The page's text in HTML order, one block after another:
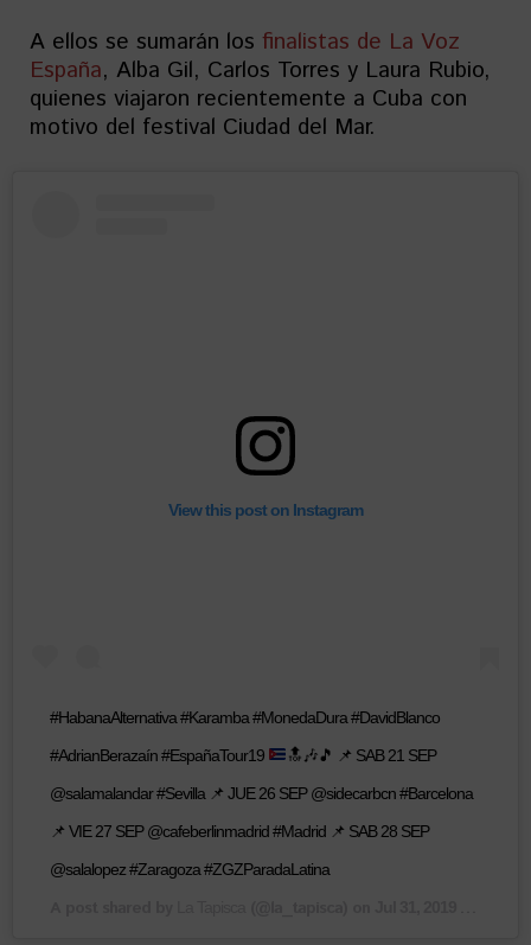
A ellos se sumarán los finalistas de La Voz
España, Alba Gil, Carlos Torres y Laura Rubio,
quienes viajaron recientemente a Cuba con
motivo del festival Ciudad del Mar.
View this post on Instagram
#HabanaAlternativa #Karamba #MonedaDura #DavidBlanco
#AdrianBerazaín #EspañaTour19
🔝 🎶🎵 📌 SAB 21 SEP
@salamalandar #Sevilla 📌 JUE 26 SEP @sidecarbcn #Barcelona
📌 VIE 27 SEP @cafeberlinmadrid #Madrid 📌 SAB 28 SEP
@salalopez #Zaragoza #ZGZParadaLatina